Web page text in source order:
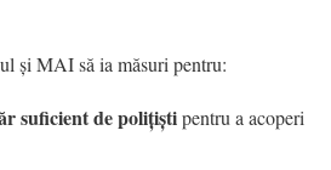
și MAI să ia măsuri pentru:
suficient de polițiștipentru a acoperi